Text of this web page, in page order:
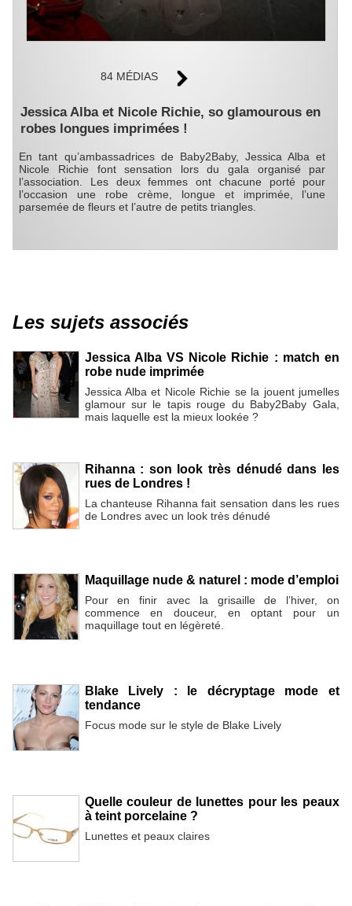
84 MÉDIAS
Jessica Alba et Nicole Richie, so glamourous en
robes longues imprimées !
En tant qu’ambassadrices de Baby2Baby, Jessica Alba et
Nicole Richie font sensation lors du gala organisé par
l’association. Les deux femmes ont chacune porté pour
l’occasion une robe crème, longue et imprimée, l’une
parsemée de fleurs et l’autre de petits triangles.
Les sujets associés
Jessica Alba VS Nicole Richie : match en
robe nude imprimée
Jessica Alba et Nicole Richie se la jouent jumelles
glamour sur le tapis rouge du Baby2Baby Gala,
mais laquelle est la mieux lookée ?
Rihanna : son look très dénudé dans les
rues de Londres !
La chanteuse Rihanna fait sensation dans les rues
de Londres avec un look très dénudé
Maquillage nude & naturel : mode d’emploi
Pour en finir avec la grisaille de l’hiver, on
commence en douceur, en optant pour un
maquillage tout en légèreté.
Blake Lively : le décryptage mode et
tendance
Focus mode sur le style de Blake Lively
Quelle couleur de lunettes pour les peaux
à teint porcelaine ?
Lunettes et peaux claires